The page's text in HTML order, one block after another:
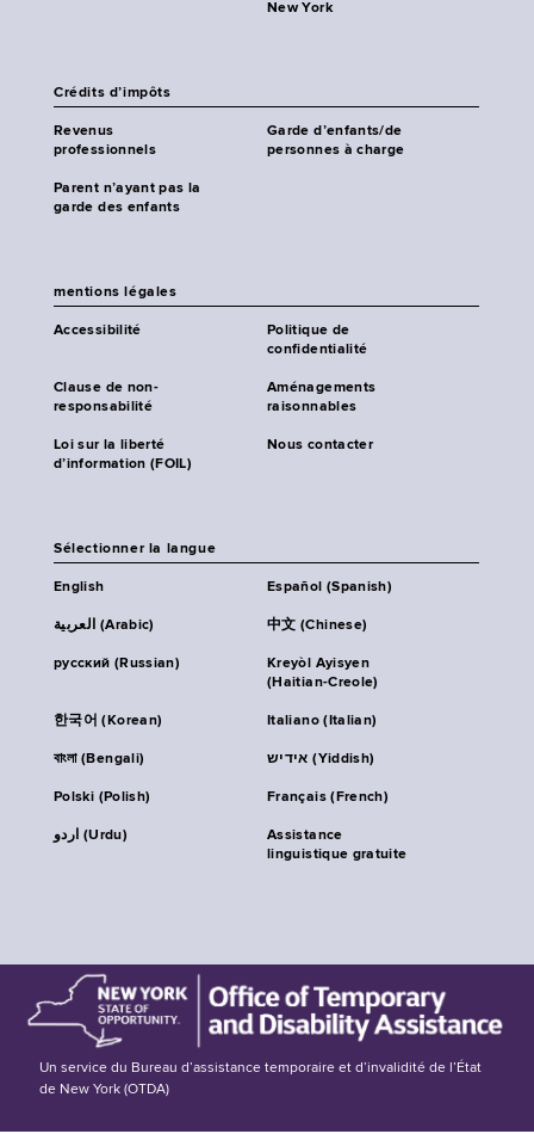
New York
Crédits d’impôts
Revenus
professionnels
Garde d’enfants/de
personnes à charge
Parent n’ayant pas la
garde des enfants
mentions légales
Accessibilité
Politique de
confidentialité
Clause de non-
responsabilité
Aménagements
raisonnables
Loi sur la liberté
d’information (FOIL)
Nous contacter
Sélectionner la langue
English Español (Spanish)
العربية (Arabic) 中文 (Chinese)
русский (Russian)
Kreyòl Ayisyen
(Haitian-Creole)
한국어 (Korean) Italiano (Italian)
বাংলা (Bengali) אידיש (Yiddish)
Polski (Polish) Français (French)
اردو (Urdu)
Assistance
linguistique gratuite
Un service du Bureau d’assistance temporaire et d’invalidité de l’État
de New York (OTDA)